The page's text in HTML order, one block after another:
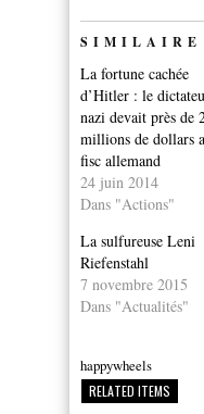
SIMILAIRE
La fortune cachée
d’Hitler : le
nazi devait près de
millions de dollars
fisc allemand
24 juin 2014
Dans "Actions"
La sulfureuse Leni
Riefenstahl
7 novembre 2015
Dans "Actualités"
happywheels
RELATED ITEMS